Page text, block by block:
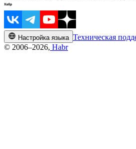
Настройка языка Техническая
© 2006–2026, Habr